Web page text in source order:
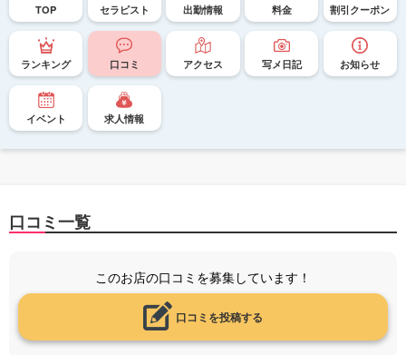
TOP セラピスト 出勤情報 料金 割引クーポン
ランキング 口コミ アクセス 写メ日記 お知らせ
イベント 求人情報
口コミ一覧
このお店の口コミを募集しています！
口コミを投稿する